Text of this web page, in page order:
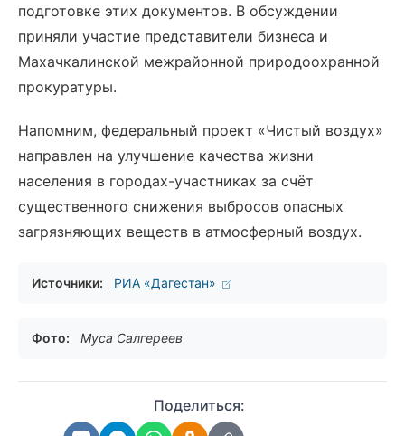
подготовке этих документов. В обсуждении
приняли участие представители бизнеса и
Махачкалинской межрайонной природоохранной
прокуратуры.
Напомним, федеральный проект «Чистый воздух»
направлен на улучшение качества жизни
населения в городах-участниках за счёт
существенного снижения выбросов опасных
загрязняющих веществ в атмосферный воздух.
Источники: РИА «Дагестан»
Фото: Муса Салгереев
Поделиться: